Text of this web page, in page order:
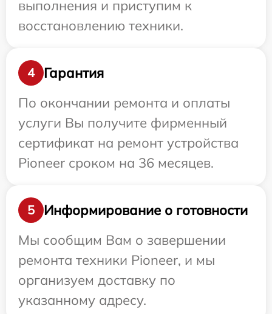
выполнения и приступим к
восстановлению техники.
4
Гарантия
По окончании ремонта и оплаты
услуги Вы получите фирменный
сертификат на ремонт устройства
Pioneer сроком на 36 месяцев.
5
Информирование о готовности
Мы сообщим Вам о завершении
ремонта техники Pioneer, и мы
организуем доставку по
указанному адресу.